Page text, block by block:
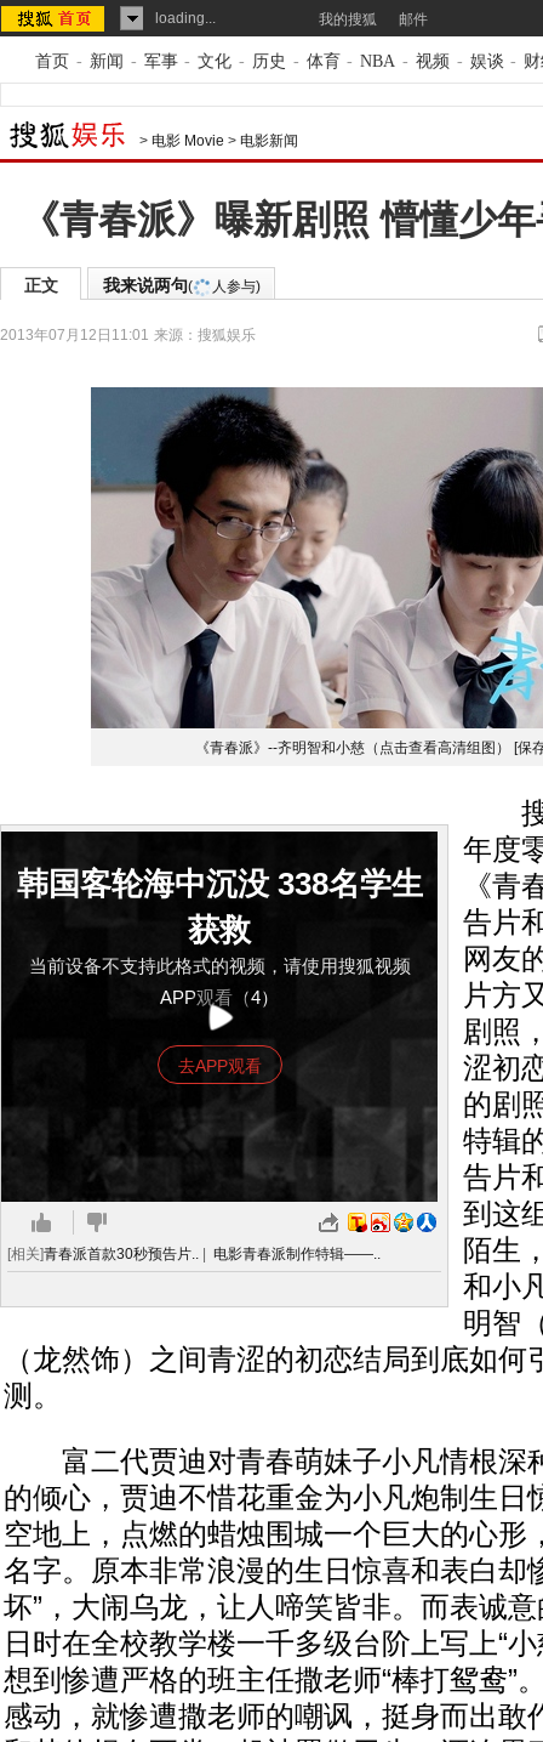
loading... 我的搜狐 邮件
首页 - 新闻 - 军事 - 文化 - 历史 - 体育 - NBA - 视频 - 娱谈 -
> 电影 Movie > 电影新闻
《青春派》曝新剧照 懵懂少
正文 我来说两句( 人参与)
2013年07月12日11:01 来源： 搜狐娱乐
《青春派》--齐明智和小慈（点击查看高清组图） [保
韩国客轮海中沉没 338名学生
获救
当前设备不支持此格式的视频，请使用搜狐视频
APP观看（4）
去APP观看
[相关]青春派首款30秒预告片.. 电影青春派制作特辑——..
搜
年度
《青
告片
网友
片方
剧照
涩初
的剧
特辑
告片
到这
陌生
和小
明智
（龙然饰）之间青涩的初恋结局到底如何
测。
富二代贾迪对青春萌妹子小凡情根深
的倾心，贾迪不惜花重金为小凡炮制生日
空地上，点燃的蜡烛围城一个巨大的心形
名字。原本非常浪漫的生日惊喜和表白却
坏”，大闹乌龙，让人啼笑皆非。而表诚
日时在全校教学楼一千多级台阶上写上“
想到惨遭严格的班主任撒老师“棒打鸳鸯”
感动，就惨遭撒老师的嘲讽，挺身而出敢